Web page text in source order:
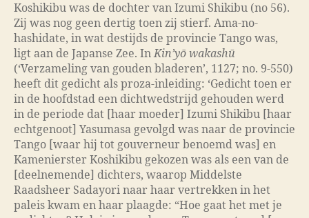
Koshikibu was de dochter van Izumi Shikibu (no 56).
Zij was nog geen dertig toen zij stierf. Ama-no-
hashidate, in wat destijds de provincie Tango was,
ligt aan de Japanse Zee. InKin’yō wakashū
(‘Verzameling van gouden bladeren’, 1127; no. 9-550)
heeft dit gedicht als proza-inleiding: ‘Gedicht toen er
in de hoofdstad een dichtwedstrijd gehouden werd
in de periode dat [haar moeder] Izumi Shikibu [haar
echtgenoot] Yasumasa gevolgd was naar de provincie
Tango [waar hij tot gouverneur benoemd was] en
Kamenierster Koshikibu gekozen was als een van de
[deelnemende] dichters, waarop Middelste
Raadsheer Sadayori naar haar vertrekken in het
paleis kwam en haar plaagde: “Hoe gaat het met je